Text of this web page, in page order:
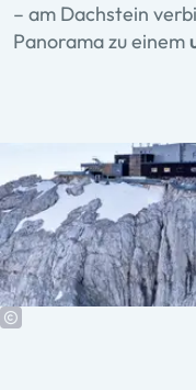
– am Dachstein
Panorama zu einem